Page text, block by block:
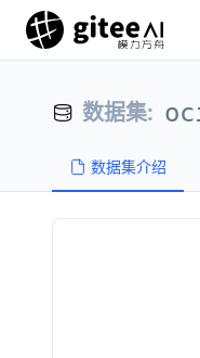
数据集:
数据集介绍